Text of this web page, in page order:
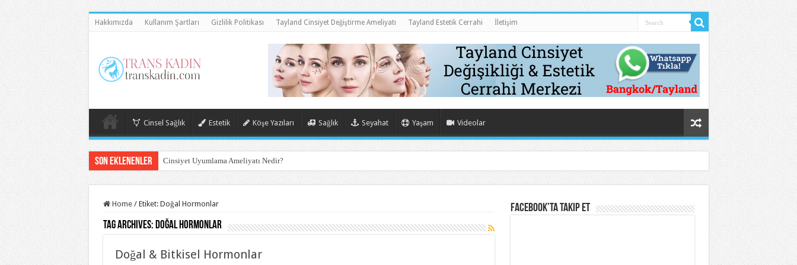
Hakkımızda Kullanım Şartları Gizlilik Politikası Tayland Cinsiyet Değiştirme Ameliyatı Tayland Estetik Cerrahi İletişim
Cinsel Sağlık Estetik Köşe Yazıları Sağlık Seyahat Yaşam Videolar
Son Eklenenler Cinsiyet Uyumlama Ameliyatı Nedir?
Home / Etiket: Doğal Hormonlar
Tag Archives: Doğal Hormonlar
Doğal & Bitkisel Hormonlar
Facebook’ta Takip Et